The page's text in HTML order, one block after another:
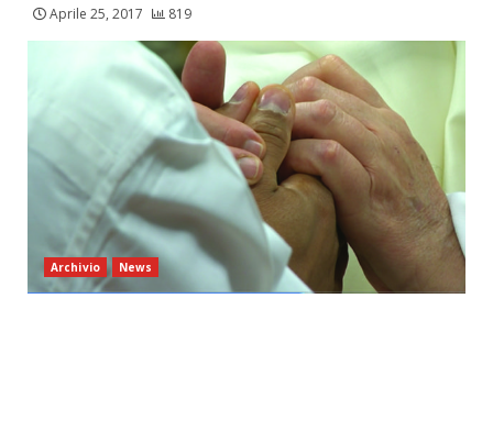
Aprile 25, 2017 819
Archivio News